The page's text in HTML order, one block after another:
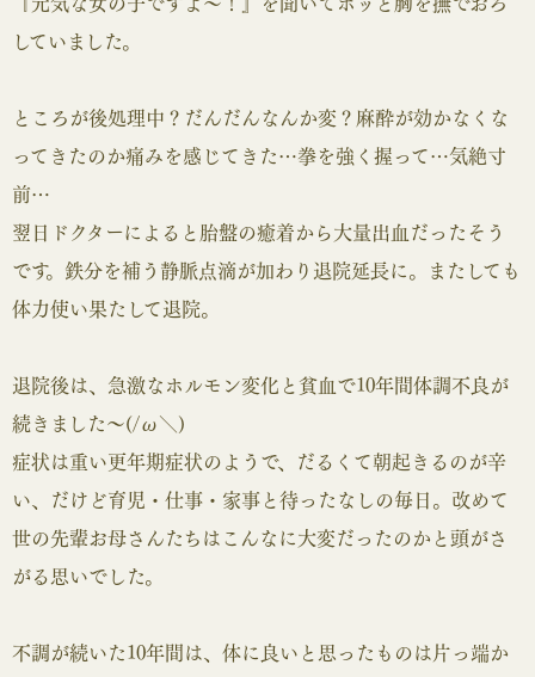
していました。
ところが後処理中？だんだんなんか変？麻酔が効かなくな
ってきたのか痛みを感じてきた…拳を強く握って…気絶寸
前…
翌日ドクターによると胎盤の癒着から大量出血だったそう
です。鉄分を補う静脈点滴が加わり退院延長に。またしても
体力使い果たして退院。
退院後は、急激なホルモン変化と貧血で10年間体調不良が
続きました～(/ω＼)
症状は重い更年期症状のようで、だるくて朝起きるのが辛
い、だけど育児・仕事・家事と待ったなしの毎日。改めて
世の先輩お母さんたちはこんなに大変だったのかと頭がさ
がる思いでした。
不調が続いた10年間は、体に良いと思ったものは片っ端か